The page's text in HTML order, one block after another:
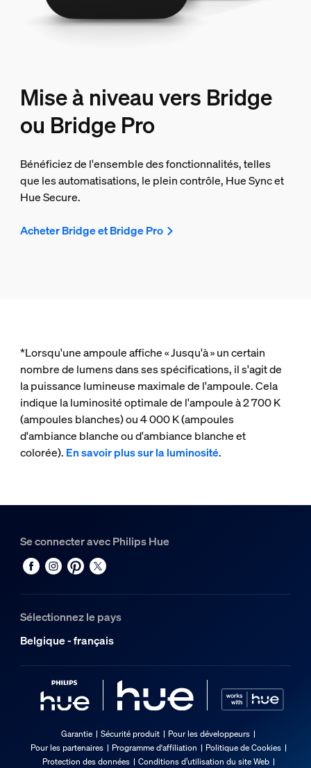
Mise à niveau vers Bridge
ou Bridge Pro
Bénéficiez de l'ensemble des fonctionnalités, telles
que les automatisations, le plein contrôle, Hue Sync et
Hue Secure.
Acheter Bridge et Bridge Pro
*Lorsqu'une ampoule affiche « Jusqu'à » un certain
nombre de lumens dans ses spécifications, il s'agit de
la puissance lumineuse maximale de l'ampoule. Cela
indique la luminosité optimale de l'ampoule à 2 700 K
(ampoules blanches) ou 4 000 K (ampoules
d'ambiance blanche ou d'ambiance blanche et
colorée). En savoir plus sur la luminosité.
Se connecter avec Philips Hue
Sélectionnez le pays
Belgique - français
Garantie Sécurité produit
Pour les développeurs
Pour les partenaires
Programme d'affiliation
Politique de Cookies
Protection des données
Conditions d’utilisation du site Web